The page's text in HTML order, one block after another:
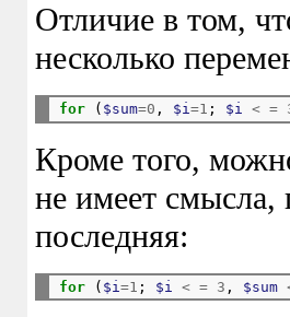
Отличие в том,
несколько
for ( $sum=0 , $i=1 ; $i < =
Кроме того,
не имеет смысла,
последняя:
for ( $i =1 ; $i < = 3 , $sum